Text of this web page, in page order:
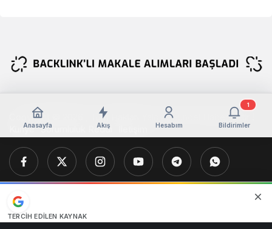
Anasayfa Akış Hesabım Bildirimler
1
Copyright © 2026 , Tüm Hakları Yalova Güncel Haber Aittir !
Künye Sorumluluk Reddi
TERCIH EDILEN KAYNAK